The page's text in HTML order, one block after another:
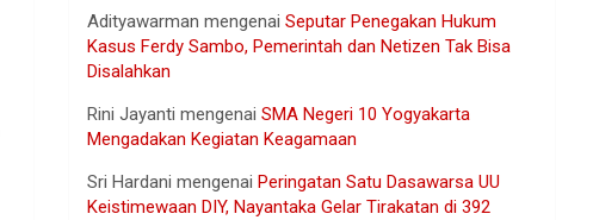
Adityawarman mengenaiSeputar Penegakan Hukum
Kasus Ferdy Sambo, Pemerintah dan Netizen Tak Bisa
Disalahkan
Rini Jayanti mengenaiSMA Negeri 10 Yogyakarta
Mengadakan Kegiatan Keagamaan
Sri Hardani mengenaiPeringatan Satu Dasawarsa UU
Keistimewaan DIY, Nayantaka Gelar Tirakatan di 392